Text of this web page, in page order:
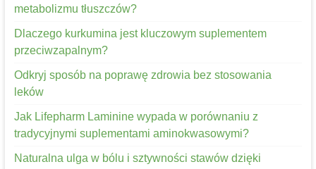
metabolizmu tłuszczów?
Dlaczego kurkumina jest kluczowym suplementem
przeciwzapalnym?
Odkryj sposób na poprawę zdrowia bez stosowania
leków
Jak Lifepharm Laminine wypada w porównaniu z
tradycyjnymi suplementami aminokwasowymi?
Naturalna ulga w bólu i sztywności stawów dzięki